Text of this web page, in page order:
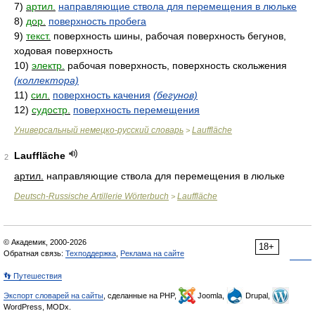
7) артил. направляющие ствола для перемещения в люльке
8) дор. поверхность пробега
9) текст. поверхность шины, рабочая поверхность бегунов,
ходовая поверхность
10) электр. рабочая поверхность, поверхность скольжения
(коллектора)
11) сил. поверхность качения (бегунов)
12) судостр. поверхность перемещения
Универсальный немецко-русский словарь > Lauffläche
2
Lauffläche
артил. направляющие ствола для перемещения в люльке
Deutsch-Russische Artillerie Wörterbuch > Lauffläche
18+
© Академик, 2000-2026
Обратная связь: Техподдержка Реклама на сайте
👣 Путешествия
Экспорт словарей на сайты , сделанные на PHP, Joomla,
Drupal,
WordPress, MODx.